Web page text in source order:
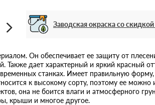
Заводская окраска со скидкой
Он обеспечивает ее защиту от
Также дает характерный и яркий красный
станках. Имеет правильную
к высокому сорту, поэтому ее можно
она не боится влаги и атмосферного
крыши и многое другое.